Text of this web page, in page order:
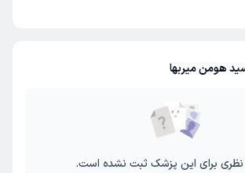
هومن میربها
نظری برای این پزشک ثبت نشده است.